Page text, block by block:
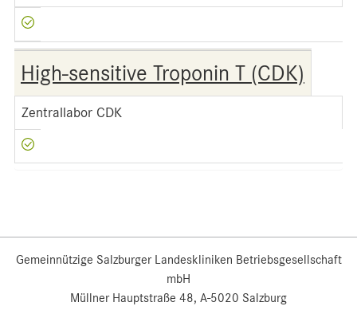
High-sensitive Troponin T (CDK)
Zentrallabor CDK
Gemeinnützige Salzburger Landeskliniken Betriebsgesellschaft
mbH
Müllner Hauptstraße 48, A-5020 Salzburg